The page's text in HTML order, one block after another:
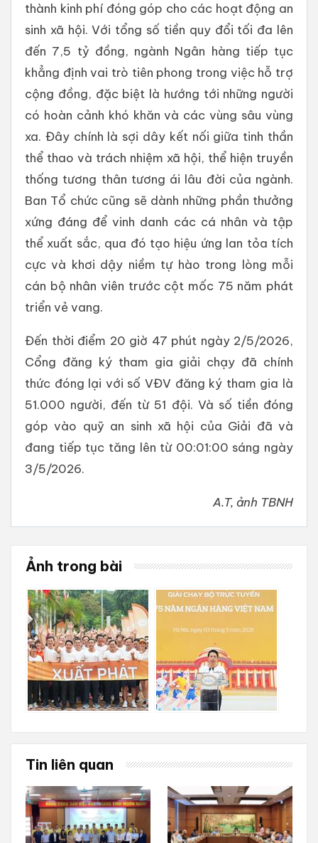
thành kinh phí đóng góp cho các hoạt động an
sinh xã hội. Với tổng số tiền quy đổi tối đa lên
đến 7,5 tỷ đồng, ngành Ngân hàng tiếp tục
khẳng định vai trò tiên phong trong việc hỗ trợ
cộng đồng, đặc biệt là hướng tới những người
có hoàn cảnh khó khăn và các vùng sâu vùng
xa. Đây chính là sợi dây kết nối giữa tinh thần
thể thao và trách nhiệm xã hội, thể hiện truyền
thống tương thân tương ái lâu đời của ngành.
Ban Tổ chức cũng sẽ dành những phần thưởng
xứng đáng để vinh danh các cá nhân và tập
thể xuất sắc, qua đó tạo hiệu ứng lan tỏa tích
cực và khơi dậy niềm tự hào trong lòng mỗi
cán bộ nhân viên trước cột mốc 75 năm phát
triển vẻ vang.
Đến thời điểm 20 giờ 47 phút ngày 2/5/2026,
Cổng đăng ký tham gia giải chạy đã chính
thức đóng lại với số VĐV đăng ký tham gia là
51.000 người, đến từ 51 đội. Và số tiền đóng
góp vào quỹ an sinh xã hội của Giải đã và
đang tiếp tục tăng lên từ 00:01:00 sáng ngày
3/5/2026.
A.T, ảnh TBNH
Ảnh trong bài
Tin liên quan